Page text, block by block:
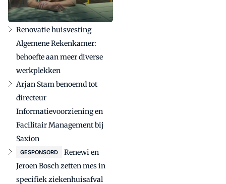
Renovatie huisvesting
Algemene Rekenkamer:
behoefte aan meer diverse
werkplekken
Arjan Stam benoemd tot
directeur
Informatievoorziening en
Facilitair Management bij
Saxion
GESPONSORD
Renewi en
Jeroen Bosch zetten mes in
specifiek ziekenhuisafval